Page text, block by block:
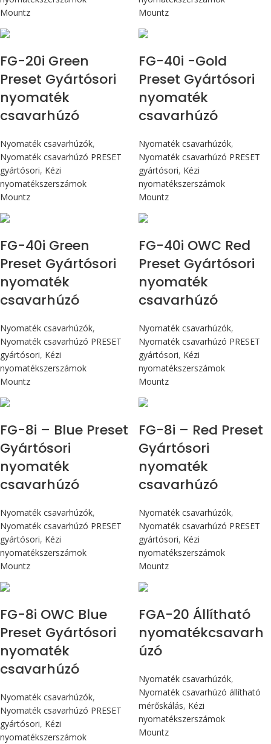
Mountz
Mountz
FG-20i Green
Preset Gyártósori
nyomaték
csavarhúzó
Nyomaték csavarhúzók,
Nyomaték csavarhúzó PRESET
gyártósori, Kézi
nyomatékszerszámok
Mountz
FG-40i -Gold
Preset Gyártósori
nyomaték
csavarhúzó
Nyomaték csavarhúzók,
Nyomaték csavarhúzó PRESET
gyártósori, Kézi
nyomatékszerszámok
Mountz
FG-40i Green
Preset Gyártósori
nyomaték
csavarhúzó
Nyomaték csavarhúzók,
Nyomaték csavarhúzó PRESET
gyártósori, Kézi
nyomatékszerszámok
Mountz
FG-40i OWC Red
Preset Gyártósori
nyomaték
csavarhúzó
Nyomaték csavarhúzók,
Nyomaték csavarhúzó PRESET
gyártósori, Kézi
nyomatékszerszámok
Mountz
FG-8i – Blue Preset
Gyártósori
nyomaték
csavarhúzó
Nyomaték csavarhúzók,
Nyomaték csavarhúzó PRESET
gyártósori, Kézi
nyomatékszerszámok
Mountz
FG-8i – Red Preset
Gyártósori
nyomaték
csavarhúzó
Nyomaték csavarhúzók,
Nyomaték csavarhúzó PRESET
gyártósori, Kézi
nyomatékszerszámok
Mountz
FG-8i OWC Blue
Preset Gyártósori
nyomaték
csavarhúzó
Nyomaték csavarhúzók,
Nyomaték csavarhúzó PRESET
gyártósori, Kézi
nyomatékszerszámok
FGA-20 Állítható
nyomatékcsavarh
úzó
Nyomaték csavarhúzók,
Nyomaték csavarhúzó állítható
mérőskálás, Kézi
nyomatékszerszámok
Mountz